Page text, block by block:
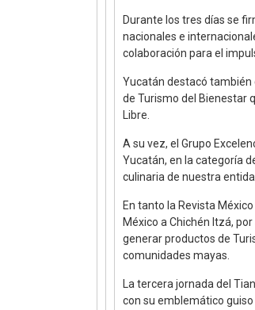
Durante los tres días se
nacionales e
colaboración para el
Yucatán destacó también
de Turismo del Bienestar
Libre.
A su vez, el Grupo
Yucatán, en la categoría
culinaria de nuestra
En tanto la Revista
México a Chichén Itzá,
generar productos de
comunidades mayas.
La tercera jornada del
con su emblemático